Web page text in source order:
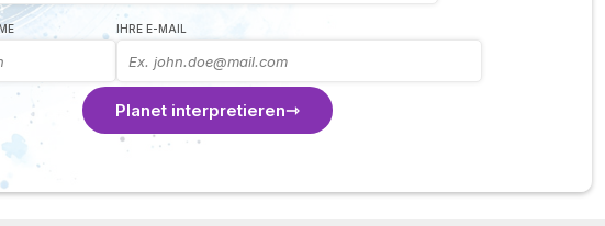
IHRE E-MAIL
Planet interpretieren